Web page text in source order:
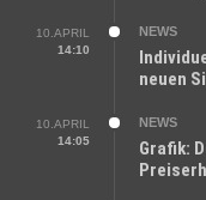
10.APRIL
14:10
NEWS
neuen
10.APRIL
14:05
NEWS
Grafik: